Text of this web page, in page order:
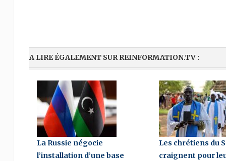
A LIRE ÉGALEMENT SUR REINFORMATION.TV :
La Russie négocie
l’installation d’une base
Les chrétiens du
craignent pour